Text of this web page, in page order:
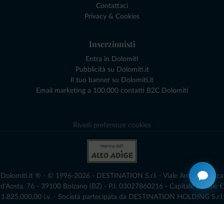
Contattaci
Privacy & Cookies
Inserzionisti
Entra in Dolomiti
Pubblicità su Dolomiti.it
Il tuo banner su Dolomiti.it
Email marketing a 100.000 contatti B2C Dolomiti
Rivedi preferenze cookies
Dolomiti.it ® - © 1996-2026 - DESTINATION S.r.l. - Viale Amedeo Duca
d'Aosta, 76 - 39100 Bolzano (BZ) - P.I. 03027860216 - Capitale Sociale €
1.825.000,00 i.v. - Società partecipata da DESTINATION HOLDING S.r.l.